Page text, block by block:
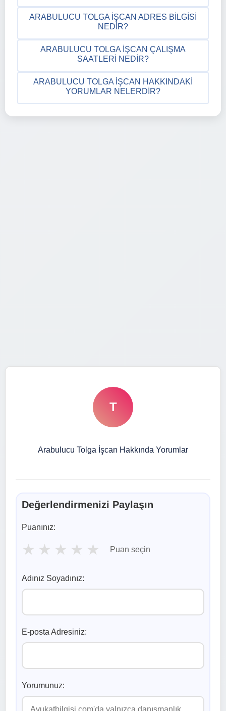
ARABULUCU TOLGA İŞCAN ADRES BILGISI
NEDIR?
ARABULUCU TOLGA İŞCAN ÇALIŞMA
SAATLERI NEDIR?
ARABULUCU TOLGA İŞCAN HAKKINDAKI
YORUMLAR NELERDIR?
T
Arabulucu Tolga İşcan Hakkında Yorumlar
Değerlendirmenizi Paylaşın
Puanınız:
★ ★ ★ ★ ★ Puan seçin
Adınız Soyadınız:
E-posta Adresiniz:
Yorumunuz: